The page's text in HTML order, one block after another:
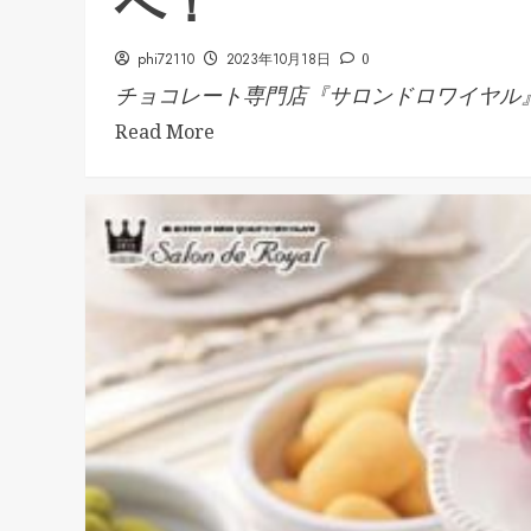
phi72110 2023年10月18日 0
チョコレート専門店『サロンドロワイヤル
Read More